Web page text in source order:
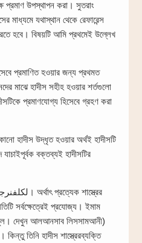
প্রমাণ উপস্থাপন করা। সুতরাং
মাধ্যমে যথাস্থান থেকে রেফারেন্স
হবে। বিষয়টি আমি প্রথমেই উল্লেখ
প্রমাণিত হওয়ার জন্য প্রথমত
মাঝে হাদীস সহীহ হওয়ার শর্তগুলো
প্রমাণযোগ্য হিসেবে গ্রহণ করা
হাদীস উদ্ধৃত হওয়ার অর্থই হাদীসটি
বক্তব্যই হাদীসটির
সর্বক্ষেত্রেই প্রযোজ্য। ইমাম
ভুল। দেখুন আলআনসাব লিসসামআনী)
তিনি হাদীস শাস্ত্রেরব্যক্তি